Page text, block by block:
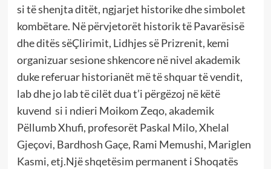
si të shenjta ditët, ngjarjet historike dhe simbolet
kombëtare. Në përvjetorët historik të Pavarësisë
dhe ditës sëÇlirimit, Lidhjes së Prizrenit, kemi
organizuar sesione shkencore në nivel akademik
duke referuar historianët më të shquar të vendit,
lab dhe jo lab të cilët dua t’i përgëzoj në këtë
kuvend si i ndieri Moikom Zeqo, akademik
Pëllumb Xhufi, profesorët Paskal Milo, Xhelal
Gjeçovi, Bardhosh Gaçe, Rami Memushi, Mariglen
Kasmi, etj.Një shqetësim permanent i Shoqatës